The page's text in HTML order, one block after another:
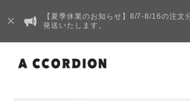
【夏季休業のお知らせ】8/7-8/16の注文
発送いたします。